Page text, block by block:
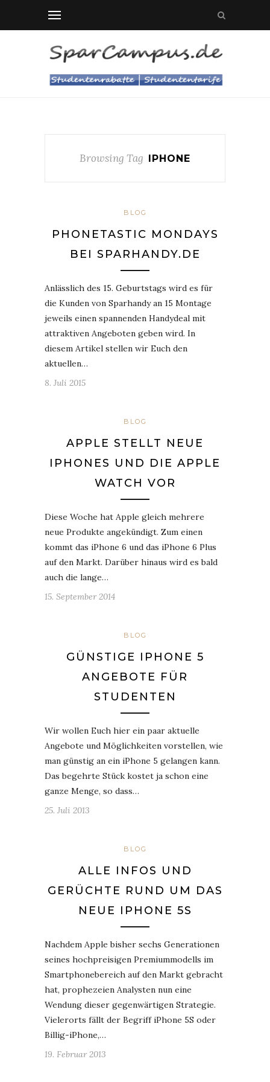
Browsing Tag IPHONE
BLOG
PHONETASTIC MONDAYS
BEI SPARHANDY.DE
Anlässlich des 15. Geburtstags wird es für
die Kunden von Sparhandy an 15 Montage
jeweils einen spannenden Handydeal mit
attraktiven Angeboten geben wird. In
diesem Artikel stellen wir Euch den
aktuellen…
8. Juli 2015
BLOG
APPLE STELLT NEUE
IPHONES UND DIE APPLE
WATCH VOR
Diese Woche hat Apple gleich mehrere
neue Produkte angekündigt. Zum einen
kommt das iPhone 6 und das iPhone 6 Plus
auf den Markt. Darüber hinaus wird es bald
auch die lange…
15. September 2014
BLOG
GÜNSTIGE IPHONE 5
ANGEBOTE FÜR
STUDENTEN
Wir wollen Euch hier ein paar aktuelle
Angebote und Möglichkeiten vorstellen, wie
man günstig an ein iPhone 5 gelangen kann.
Das begehrte Stück kostet ja schon eine
ganze Menge, so dass…
25. Juli 2013
BLOG
ALLE INFOS UND
GERÜCHTE RUND UM DAS
NEUE IPHONE 5S
Nachdem Apple bisher sechs Generationen
seines hochpreisigen Premiummodells im
Smartphonebereich auf den Markt gebracht
hat, prophezeien Analysten nun eine
Wendung dieser gegenwärtigen Strategie.
Vielerorts fällt der Begriff iPhone 5S oder
Billig-iPhone,…
19. Februar 2013